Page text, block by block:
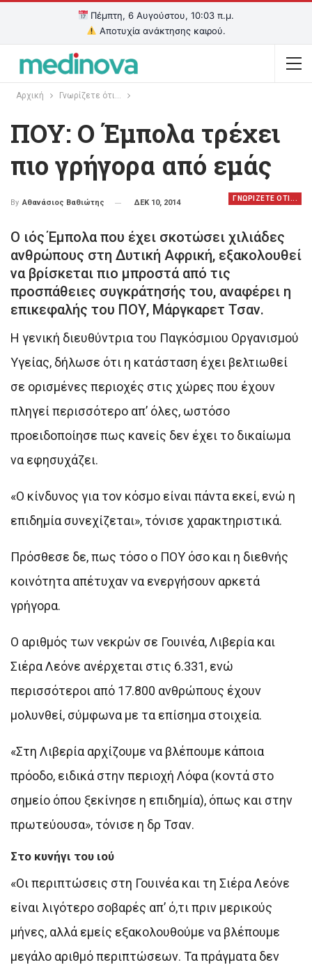
Πέμπτη, 6 Αυγούστου, 10:03 π.μ.
Αποτυχία ανάκτησης καιρού.
Αρχική Γνωρίζετε ότι...
ΠΟΥ: Ο Έμπολα τρέχει
πιο γρήγορα από εμάς
ΓΝΩΡΙΖΕΤΕ ΟΤΙ...
By Αθανάσιος Βαθιώτης ΔΕΚ 10, 2014
Ο ιός Έμπολα που έχει σκοτώσει χιλιάδες
ανθρώπους στη Δυτική Αφρική, εξακολουθεί
να βρίσκεται πιο μπροστά από τις
προσπάθειες συγκράτησής του, αναφέρει η
επικεφαλής του ΠΟΥ, Μάργκαρετ Τσαν.
Η γενική διευθύντρια του Παγκόσμιου Οργανισμού
Υγείας, δήλωσε ότι η κατάσταση έχει βελτιωθεί
σε ορισμένες περιοχές στις χώρες που έχουν
πληγεί περισσότερο απ’ όλες, ωστόσο
προειδοποίησε πως κανείς δεν έχει το δικαίωμα
να εφησυχάζει.
«Ο κίνδυνος για τον κόσμο είναι πάντα εκεί, ενώ η
επιδημία συνεχίζεται», τόνισε χαρακτηριστικά.
Πρόσθεσε δε, πως τόσο ο ΠΟΥ όσο και η διεθνής
κοινότητα απέτυχαν να ενεργήσουν αρκετά
γρήγορα.
Ο αριθμός των νεκρών σε Γουινέα, Λιβερία και
Σιέρα Λεόνε ανέρχεται στις 6.331, ενώ
περισσότεροι από 17.800 ανθρώπους έχουν
μολυνθεί, σύμφωνα με τα επίσημα στοιχεία.
«Στη Λιβερία αρχίζουμε να βλέπουμε κάποια
πρόοδο, ειδικά στην περιοχή Λόφα (κοντά στο
σημείο όπου ξεκίνησε η επιδημία), όπως και στην
πρωτεύουσα», τόνισε η δρ Τσαν.
Στο κυνήγι του ιού
«Οι περιπτώσεις στη Γουινέα και τη Σιέρα Λεόνε
είναι λιγότερο σοβαρές απ’ ό,τι πριν μερικούς
μήνες, αλλά εμείς εξακολουθούμε να βλέπουμε
μεγάλο αριθμό περιπτώσεων. Τα πράγματα δεν